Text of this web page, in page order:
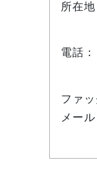
所在地
電話：
ファッ
メール